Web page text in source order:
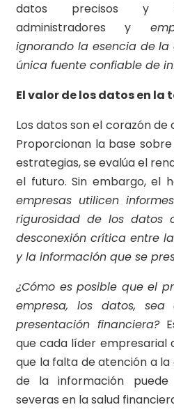
datos precisos y
administradores y
ignorando la esencia de
única fuente confiable de
El valor de los datos en la
Los datos son el corazón de
Proporcionan la base
estrategias, se evalúa el
el futuro. Sin embargo, el
empresas utilicen
rigurosidad de los datos
desconexión crítica entre
y la información que se
¿Cómo es posible que el
empresa, los datos, sea
presentación financiera?
que cada líder empresarial
que la falta de atención a
de la información puede
severas en la salud